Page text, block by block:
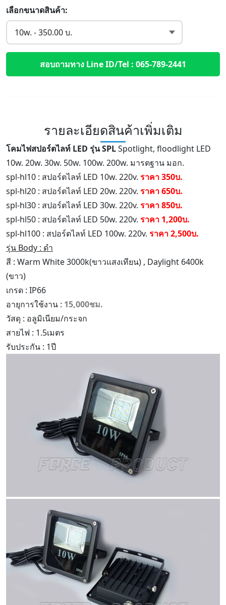
เลือกขนาดสินค้า:
สอบถามทาง Line ID/Tel : 065-789-2441
รายละเอียดสินค้าเพิ่มเติม
โคมไฟสปอร์ตไลท์ LED รุ่น SPLSpotlight, floodlight LED
10w. 20w. 30w. 50w. 100w. 200w. มารตฐาน มอก.
spl-hl10 : สปอร์ตไลท์ LED 10w. 220v. ราคา 350บ.
spl-hl20 : สปอร์ตไลท์ LED 20w. 220v. ราคา 650บ.
spl-hl30 : สปอร์ตไลท์ LED 30w. 220v. ราคา 850บ.
spl-hl50 : สปอร์ตไลท์ LED 50w. 220v. ราคา 1,200บ.
spl-hl100 : สปอร์ตไลท์ LED 100w. 220v. ราคา 2,500บ.
รุ่น Body : ดำ
สี : Warm White 3000k(ขาวแสงเทียน) , Daylight 6400k
(ขาว)
เกรด : IP66
อายุการใช้งาน : 15,000ชม.
วัสดุ : อลูมิเนียม/กระจก
สายไฟ : 1.5เมตร
รับประกัน : 1ปี